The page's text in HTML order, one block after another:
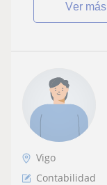
ver más
Vigo
Contabilidad